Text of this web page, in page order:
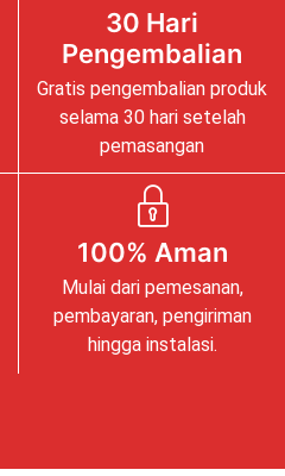
30 Hari
Pengembalian
Gratis pengembalian produk
selama 30 hari setelah
pemasangan
100% Aman
Mulai dari pemesanan,
pembayaran, pengiriman
hingga instalasi.